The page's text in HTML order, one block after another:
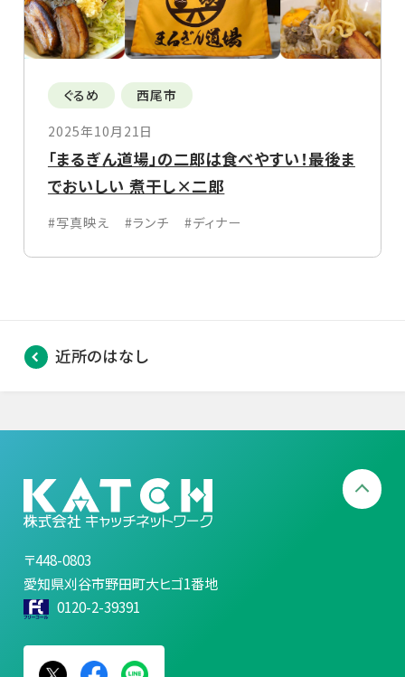
ぐるめ
西尾市
2025年10月21日
「まるぎん道場」の二郎は食べやすい！最後ま
でおいしい 煮干し×二郎
#写真映え #ランチ #ディナー
近所のはなし
〒448-0803
愛知県刈谷市野田町大ヒゴ1番地
0120-2-39391